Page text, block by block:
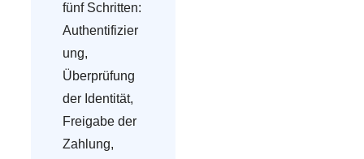
fünf Schritten:
Authentifizier
ung,
Überprüfung
der Identität,
Freigabe der
Zahlung,